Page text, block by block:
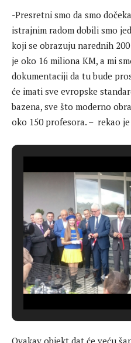
-Presretni smo da smo
istrajnim radom dobili smo
koji se obrazuju narednih
je oko 16 miliona KM, a mi
dokumentaciji da tu bude
će imati sve evropske
bazena, sve što moderno
oko 150 profesora. – rekao
Ovakav objekt dat će veću